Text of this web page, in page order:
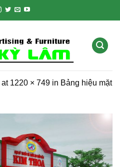
at 1220 × 749 in Bảng hiệu mặt